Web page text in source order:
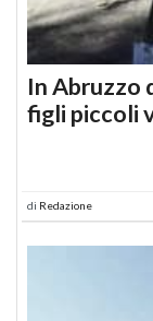
In Abruzzo
figli piccoli
di Redazione